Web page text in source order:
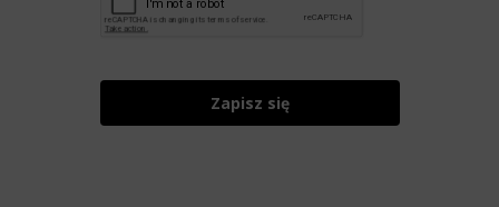
Zapisz się